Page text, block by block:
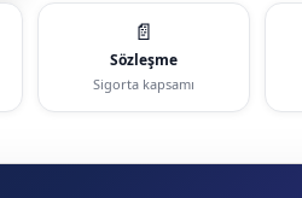
📄
Sözleşme
Sigorta kapsamı